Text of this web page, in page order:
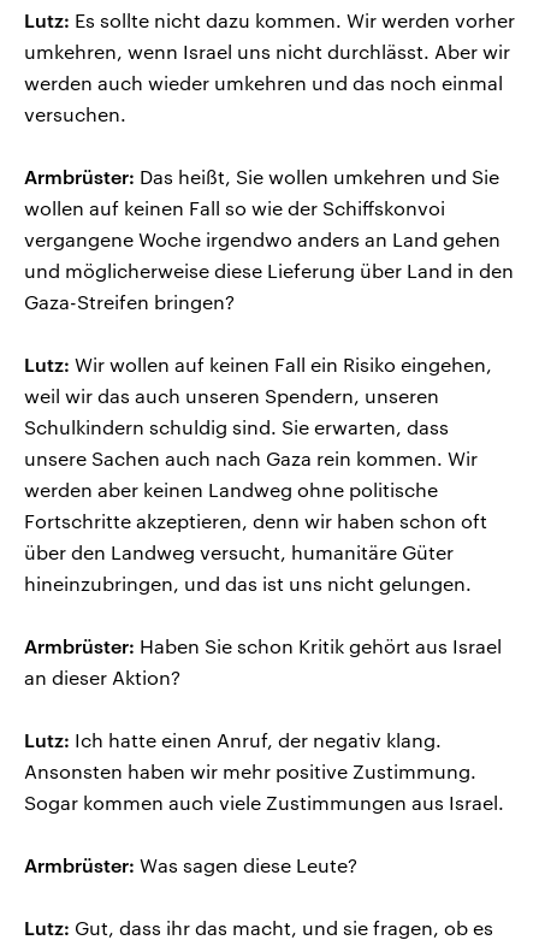
Lutz: Es sollte nicht dazu kommen. Wir werden vorher
umkehren, wenn Israel uns nicht durchlässt. Aber wir
werden auch wieder umkehren und das noch einmal
versuchen.
Armbrüster: Das heißt, Sie wollen umkehren und Sie
wollen auf keinen Fall so wie der Schiffskonvoi
vergangene Woche irgendwo anders an Land gehen
und möglicherweise diese Lieferung über Land in den
Gaza-Streifen bringen?
Lutz: Wir wollen auf keinen Fall ein Risiko eingehen,
weil wir das auch unseren Spendern, unseren
Schulkindern schuldig sind. Sie erwarten, dass
unsere Sachen auch nach Gaza rein kommen. Wir
werden aber keinen Landweg ohne politische
Fortschritte akzeptieren, denn wir haben schon oft
über den Landweg versucht, humanitäre Güter
hineinzubringen, und das ist uns nicht gelungen.
Armbrüster: Haben Sie schon Kritik gehört aus Israel
an dieser Aktion?
Lutz: Ich hatte einen Anruf, der negativ klang.
Ansonsten haben wir mehr positive Zustimmung.
Sogar kommen auch viele Zustimmungen aus Israel.
Armbrüster: Was sagen diese Leute?
Lutz: Gut, dass ihr das macht, und sie fragen, ob es